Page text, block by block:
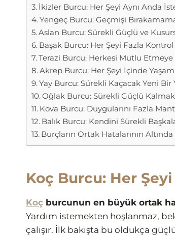
İkizler Burcu: Her Şeyi Aynı Anda
Yengeç Burcu: Geçmişi
Aslan Burcu: Sürekli Güçlü ve
Başak Burcu: Her Şeyi Fazla
Terazi Burcu: Herkesi Mutlu
Akrep Burcu: Her Şeyi İçinde
Yay Burcu: Sürekli Kaçacak Yeni Bir
Oğlak Burcu: Sürekli Güçlü
Kova Burcu: Duygularını Fazla
Balık Burcu: Kendini Sürekli
Burçların Ortak Hatalarının Altında
Koç Burcu: Her Şeyi
Koç burcunun en büyük ortak
Yardım istemekten hoşlanmaz,
çalışır. İlk bakışta bu oldukça